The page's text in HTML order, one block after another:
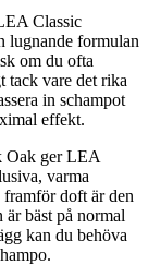
Classic
lugnande formulan
om du ofta
tack vare det rika
in schampot
effekt.
Oak ger LEA
varma
doft är den
bäst på normal
kan du behöva